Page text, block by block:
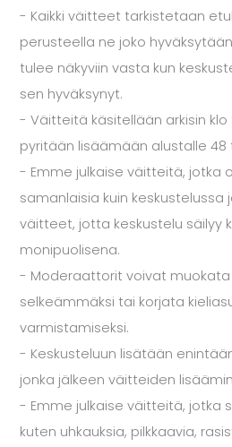
- Kaikki väitteet tarkistetaan
perusteella ne joko
tulee näkyviin vasta kun
sen hyväksynyt​.
- Väitteitä käsitellään arkisin
pyritään lisäämään alustalle 48
- Emme julkaise väitteitä, jotka
samanlaisia kuin keskustelussa
väitteet, jotta keskustelu säilyy
monipuolisena.
- Moderaattorit voivat
selkeämmäksi tai korjata
varmistamiseksi. ​
- Keskusteluun lisätään
jonka jälkeen väitteiden
- Emme julkaise väitteitä, jotka
kuten uhkauksia, pilkkaavia,